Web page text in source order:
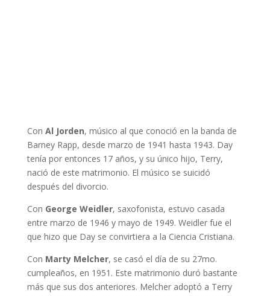
Con Al Jorden, músico al que conoció en la banda de
Barney Rapp, desde marzo de 1941 hasta 1943. Day
tenía por entonces 17 años, y su único hijo, Terry,
nació de este matrimonio. El músico se suicidó
después del divorcio.
Con George Weidler, saxofonista, estuvo casada
entre marzo de 1946 y mayo de 1949. Weidler fue el
que hizo que Day se convirtiera a la Ciencia Cristiana.
Con Marty Melcher, se casó el día de su 27mo.
cumpleaños, en 1951. Este matrimonio duró bastante
más que sus dos anteriores. Melcher adoptó a Terry